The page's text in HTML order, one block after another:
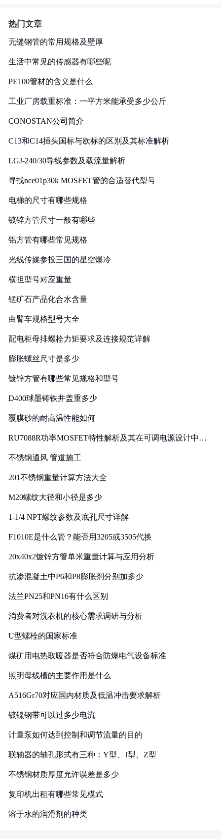
热门文章
无缝钢管的常用规格及壁厚
生活中常见的传感器有哪些呢
PE100管材的含义是什么
工业厂房载重标准：一平方米能承受多少公斤
CONOSTAN公司简介
C13和C14插头国标与欧标的区别及其标准解析
LGJ-240/30导线参数及载流量解析
寻找nce01p30k MOSFET管的合适替代型号
电梯的尺寸有哪些规格
镀锌方管尺寸一般有哪些
铝方管有哪些常见规格
光线传媒参投三国的星空爆冷
横担型号对应重量
锰矿石产品化合水含量
曲臂车规格型号大全
配电柜母排螺栓力矩要求及连接规范详解
膨胀螺丝尺寸是多少
镀锌方管有哪些常见规格和型号
D400球墨铸铁井盖重多少
覆膜砂的耐高温性能如何
RU7088R功率MOSFET特性解析及其在可调电源设计中的
不锈钢通风 管道施工
201不锈钢重量计算方法大全
M20螺纹大径和小径是多少
1-1/4 NPT螺纹参数及底孔尺寸详解
F1010E是什么管？能否用3205或3505代换
20x40x2镀锌方管单米重量计算与应用分析
抗渗混凝土中P6和P8膨胀剂分别加多少
法兰PN25和PN16有什么区别
消费者对洗衣机的核心需求调研与分析
U型螺栓的国家标准
煤矿用电热取暖器是否符合防爆电气设备标准
照明母线槽的主要作用是什么
A516Gr70对应国内材质及低温冲击要求解析
镀镍钢带可以过多少电流
计量泵如何达到控制和调节流量的目的
联轴器的轴孔形式有三种：Y型、J型、Z型
不锈钢材质厚度允许误差是多少
复印机出租有哪些常见模式
溶于水的润滑剂的种类